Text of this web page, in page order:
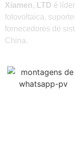
Xiamen, LTD é
fotovoltaica,
fornecedores de
China.